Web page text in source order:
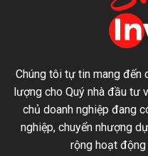
Chúng tôi tự tin mang đến
lượng cho Quý nhà đầu tư
chủ doanh nghiệp đang
nghiệp, chuyển nhượng
rộng hoạt động